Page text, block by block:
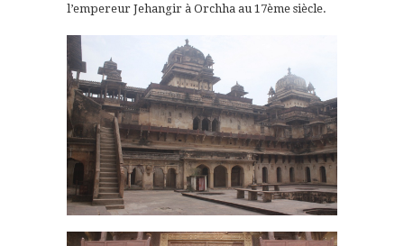
l’empereur Jehangir à Orchha au 17ème siècle.